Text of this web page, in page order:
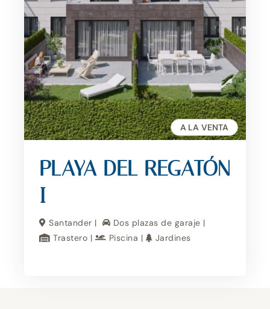
A LA VENTA
PLAYA DEL REGATÓN
I
Santander |
Dos plazas de garaje |
Trastero |
Piscina | Jardines